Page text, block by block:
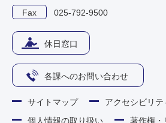
Fax 025-792-9500
休日窓口
各課へのお問い合わせ
サイトマップ
アクセシビリテ
個人情報の取り扱い
著作権・